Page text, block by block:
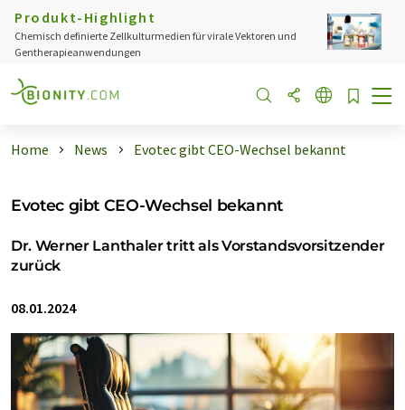
Produkt-Highlight
Chemisch definierte Zellkulturmedien für virale Vektoren und
Gentherapieanwendungen
Home News Evotec gibt CEO-Wechsel bekannt
Evotec gibt CEO-Wechsel bekannt
Dr. Werner Lanthaler tritt als Vorstandsvorsitzender
zurück
08.01.2024